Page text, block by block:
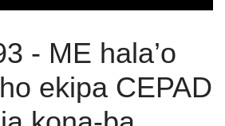
- ME hala’o
ekipa CEPAD